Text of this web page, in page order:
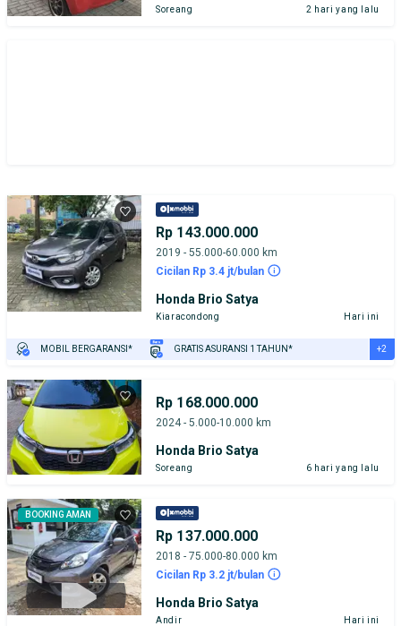
Soreang 2 hari yang lalu
Rp 143.000.000
2019 - 55.000-60.000 km
Cicilan Rp 3.4 jt/bulan
Honda Brio Satya
Kiaracondong Hari ini
MOBIL BERGARANSI* GRATIS ASURANSI 1 TAHUN* +2
Rp 168.000.000
2024 - 5.000-10.000 km
Honda Brio Satya
Soreang 6 hari yang lalu
BOOKING AMAN
Rp 137.000.000
2018 - 75.000-80.000 km
Cicilan Rp 3.2 jt/bulan
Honda Brio Satya
Andir Hari ini